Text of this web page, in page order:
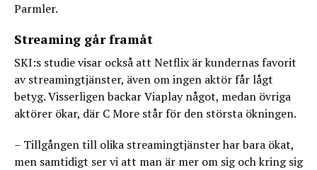
Parmler.
Streaming går framåt
SKI:s studie visar också att Netflix är kundernas favorit
av streamingtjänster, även om ingen aktör får lågt
betyg. Visserligen backar Viaplay något, medan övriga
aktörer ökar, där C More står för den största ökningen.
– Tillgången till olika streamingtjänster har bara ökat,
men samtidigt ser vi att man är mer om sig och kring sig